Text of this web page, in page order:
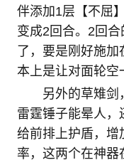
伴添加1层【不屈
变成2回合。2回
了，要是刚好施
本上是让对面轮空
另外的草雉剑
雷霆锤子能晕人
给前排上护盾，增
率，这两个在神器